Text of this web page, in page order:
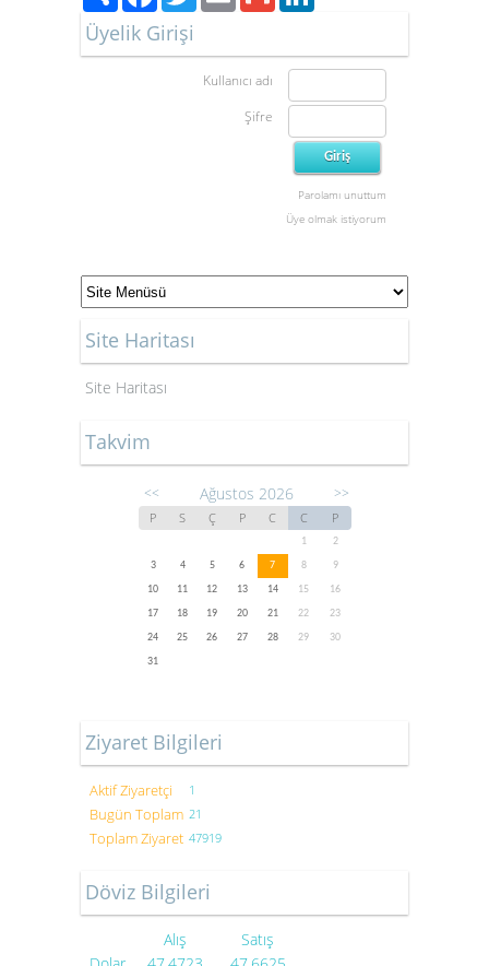
Üyelik Girişi
Kullanıcı adı
Şifre
Parolamı unuttum
Üye olmak istiyorum
Site Haritası
Site Haritası
Takvim
<< Ağustos 2026 >>
P S Ç P C C P
1
2
3
4 5 6 7 8
9
10
11 12 13 14 15
16
17
18 19 20 21 22
23
24
25 26 27 28 29
30
31
Ziyaret Bilgileri
Aktif Ziyaretçi 1
Bugün Toplam 21
Toplam Ziyaret 47919
Döviz Bilgileri
Alış
Satış